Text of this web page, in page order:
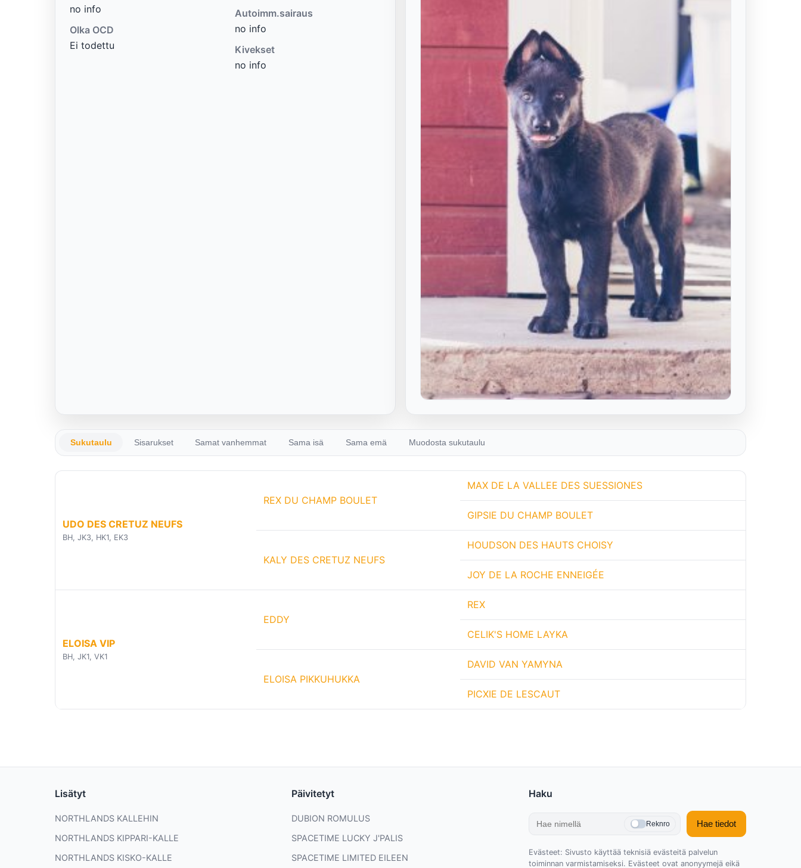
no info
Olka OCD
Ei todettu
Autoimm.sairaus
no info
Kivekset
no info
Sukutaulu Sisarukset Samat vanhemmat Sama isä Sama emä Muodosta sukutaulu
UDO DES CRETUZ NEUFS
BH, JK3, HK1, EK3
REX DU CHAMP BOULET
MAX DE LA VALLEE DES SUESSIONES
GIPSIE DU CHAMP BOULET
KALY DES CRETUZ NEUFS
HOUDSON DES HAUTS CHOISY
JOY DE LA ROCHE ENNEIGÉE
ELOISA VIP
BH, JK1, VK1
EDDY
REX
CELIK'S HOME LAYKA
ELOISA PIKKUHUKKA
DAVID VAN YAMYNA
PICXIE DE LESCAUT
Lisätyt
NORTHLANDS KALLEHIN
NORTHLANDS KIPPARI-KALLE
NORTHLANDS KISKO-KALLE
Päivitetyt
DUBION ROMULUS
SPACETIME LUCKY J'PALIS
SPACETIME LIMITED EILEEN
Haku
Reknro Hae tiedot
Evästeet: Sivusto käyttää teknisiä evästeitä palvelun
toiminnan varmistamiseksi. Evästeet ovat anonyymejä eikä